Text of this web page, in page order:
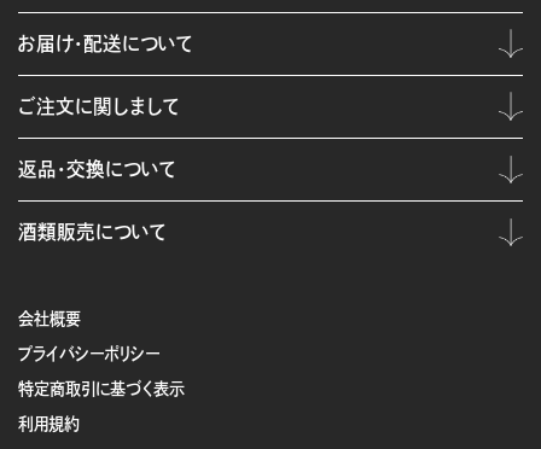
会社概要
プライバシーポリシー
特定商取引に基づく表示
利用規約
お届け・配送について
ご注文に関しまして
返品・交換について
酒類販売について